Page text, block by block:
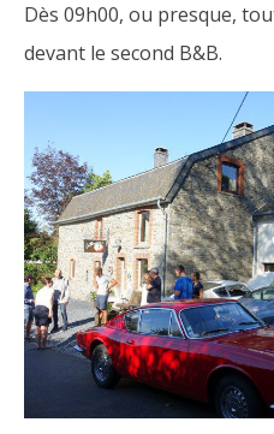
Dès 09h00, ou presque,
devant le second B&B.